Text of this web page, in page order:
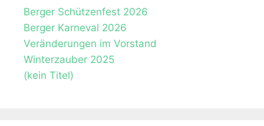
Berger Schützenfest 2026
Berger Karneval 2026
Veränderungen im Vorstand
Winterzauber 2025
(kein Titel)